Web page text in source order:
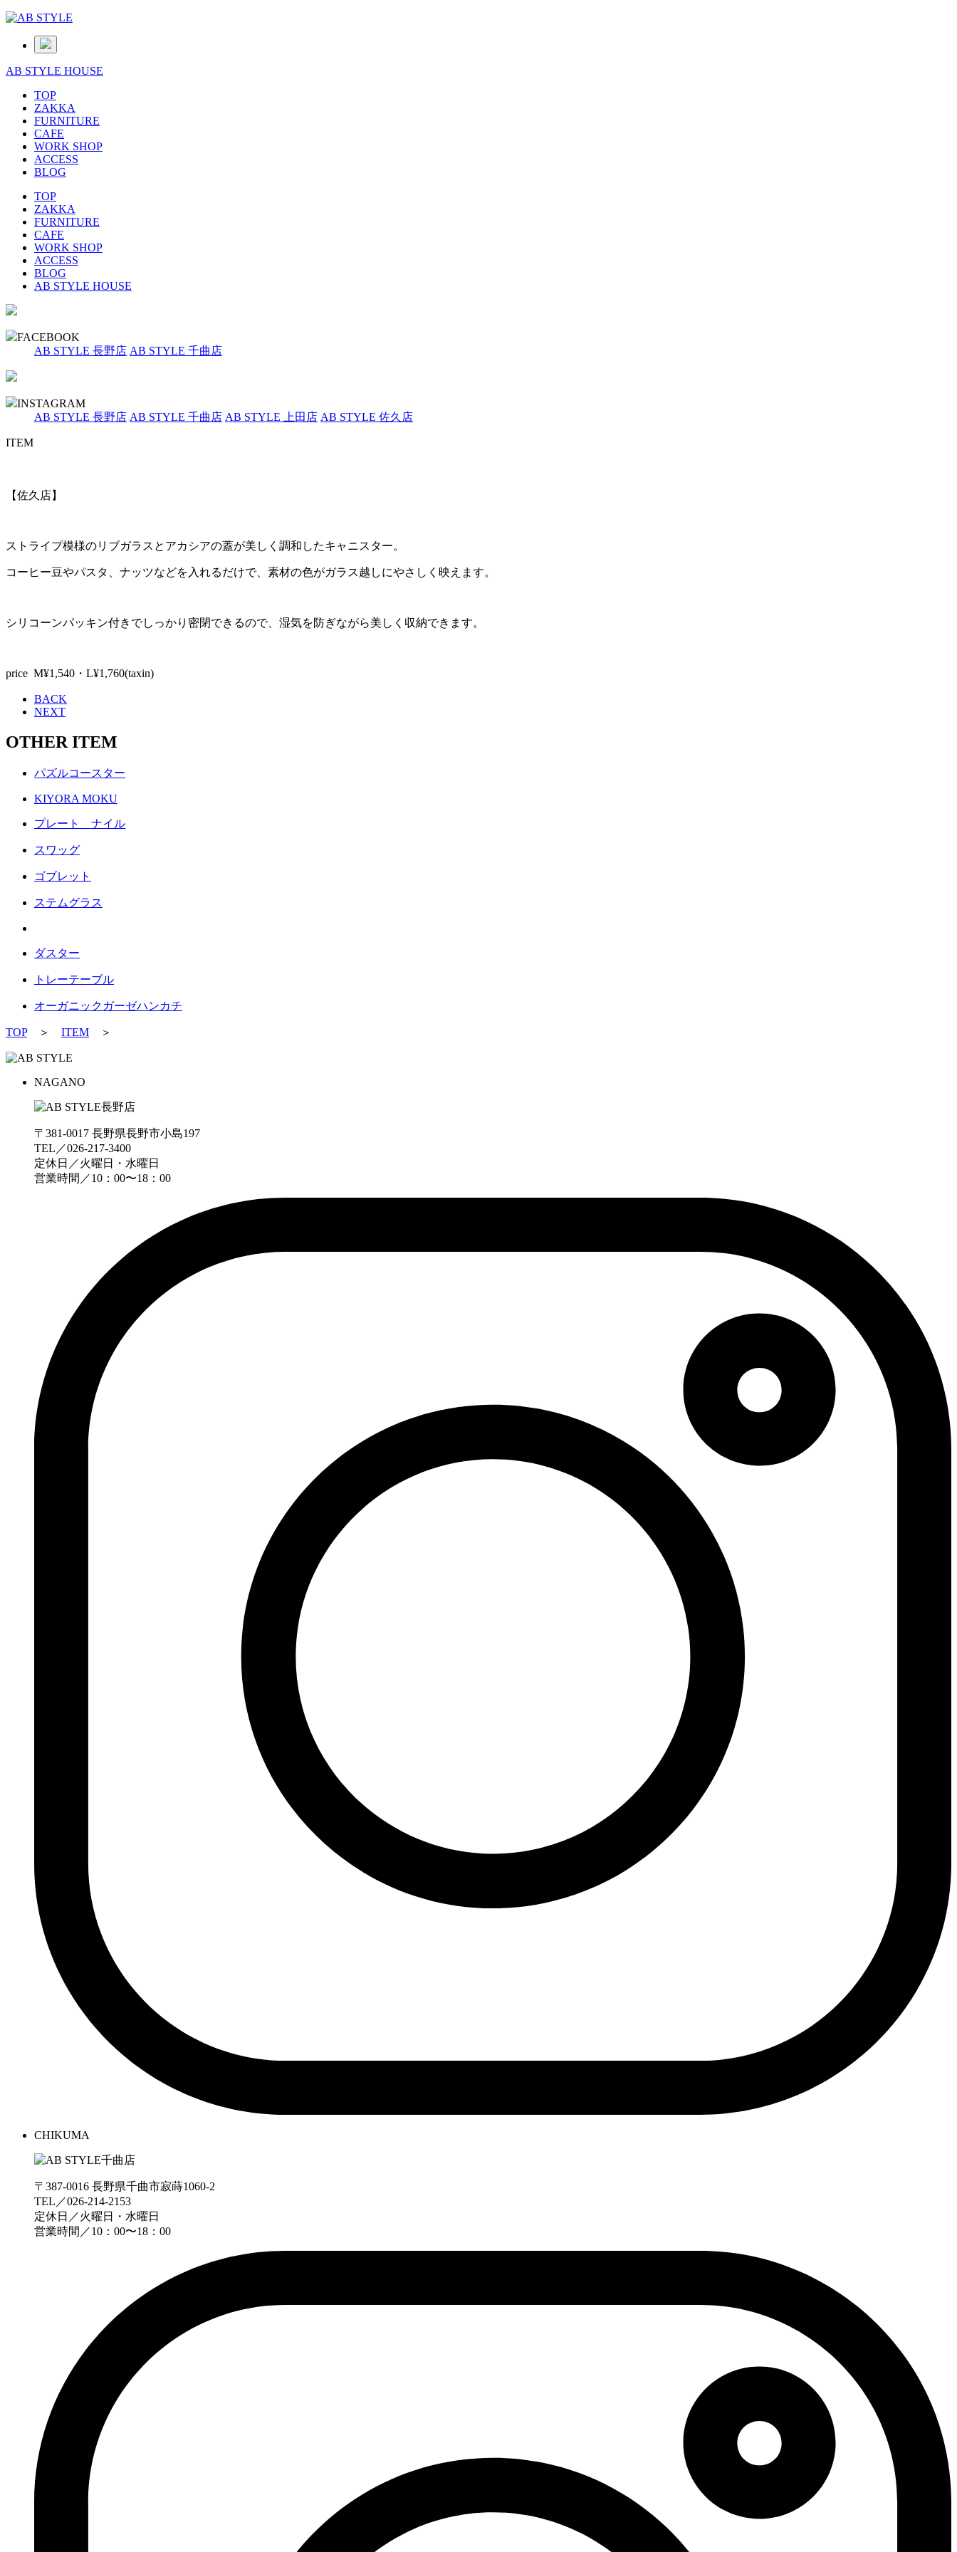
AB STYLE HOUSE
TOP
ZAKKA
FURNITURE
CAFE
WORK SHOP
ACCESS
BLOG
TOP
ZAKKA
FURNITURE
CAFE
WORK SHOP
ACCESS
BLOG
AB STYLE HOUSE
FACEBOOK
AB STYLE 長野店 AB STYLE 千曲店
INSTAGRAM
AB STYLE 長野店 AB STYLE 千曲店 AB STYLE 上田店 AB STYLE 佐久店
ITEM
【佐久店】
ストライプ模様のリブガラスとアカシアの蓋が美しく調和したキャニスター。
コーヒー豆やパスタ、ナッツなどを入れるだけで、素材の色がガラス越しにやさしく映えます。
シリコーンパッキン付きでしっかり密閉できるので、湿気を防ぎながら美しく収納できます。
price M¥1,540・L¥1,760(taxin)
BACK
NEXT
OTHER ITEM
パズルコースター
KIYORA MOKU
プレート ナイル
スワッグ
ゴブレット
ステムグラス
ダスター
トレーテーブル
オーガニックガーゼハンカチ
TOP＞ ITEM ＞
NAGANO
〒381-0017 長野県長野市小島197
TEL／026-217-3400
定休日／火曜日・水曜日
営業時間／10：00〜18：00
CHIKUMA
〒387-0016 長野県千曲市寂蒔1060-2
TEL／026-214-2153
定休日／火曜日・水曜日
営業時間／10：00〜18：00